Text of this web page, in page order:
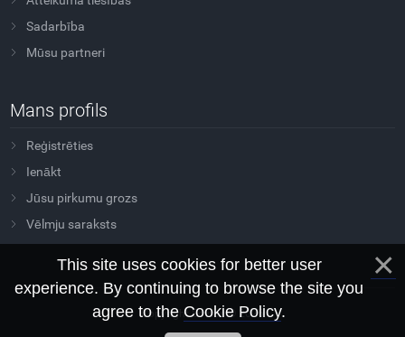
Sadarbība
Mūsu partneri
Mans profils
Reģistrēties
Ienākt
Jūsu pirkumu grozs
Vēlmju saraksts
Copyright Sovtus © 2026
This site uses cookies for better user
experience. By continuing to browse the site you
agree to the Cookie Policy.